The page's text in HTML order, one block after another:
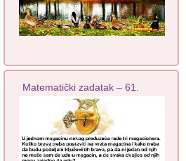
Matematički zadatak – 61.